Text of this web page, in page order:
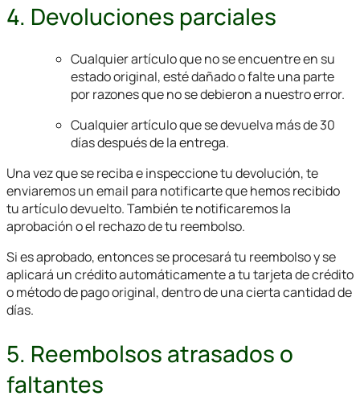
4. Devoluciones parciales
Cualquier artículo que no se encuentre en su
estado original, esté dañado o falte una parte
por razones que no se debieron a nuestro error.
Cualquier artículo que se devuelva más de 30
días después de la entrega.
Una vez que se reciba e inspeccione tu devolución, te
enviaremos un email para notificarte que hemos recibido
tu artículo devuelto. También te notificaremos la
aprobación o el rechazo de tu reembolso.
Si es aprobado, entonces se procesará tu reembolso y se
aplicará un crédito automáticamente a tu tarjeta de crédito
o método de pago original, dentro de una cierta cantidad de
días.
5. Reembolsos atrasados o
faltantes